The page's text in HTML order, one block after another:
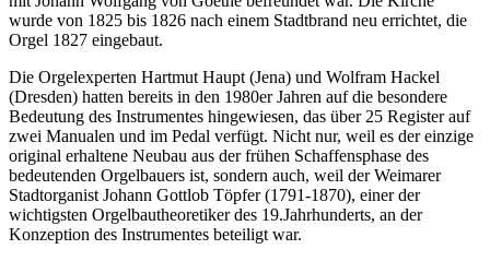
wurde von 1825 bis 1826 nach einem Stadtbrand neu errichtet, die
Orgel 1827 eingebaut.
Die Orgelexperten Hartmut Haupt (Jena) und Wolfram Hackel
(Dresden) hatten bereits in den 1980er Jahren auf die besondere
Bedeutung des Instrumentes hingewiesen, das über 25 Register auf
zwei Manualen und im Pedal verfügt. Nicht nur, weil es der einzige
original erhaltene Neubau aus der frühen Schaffensphase des
bedeutenden Orgelbauers ist, sondern auch, weil der Weimarer
Stadtorganist Johann Gottlob Töpfer (1791-1870), einer der
wichtigsten Orgelbautheoretiker des 19.Jahrhunderts, an der
Konzeption des Instrumentes beteiligt war.